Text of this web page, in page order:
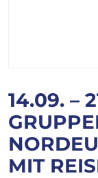
14.09. –
MIT